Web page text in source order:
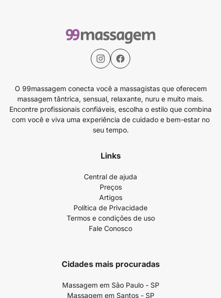
O 99massagem conecta você a massagistas que oferecem
massagem tântrica, sensual, relaxante, nuru e muito mais.
Encontre profissionais confiáveis, escolha o estilo que combina
com você e viva uma experiência de cuidado e bem-estar no
seu tempo.
Links
Central de ajuda
Preços
Artigos
Política de Privacidade
Termos e condições de uso
Fale Conosco
Cidades mais procuradas
Massagem em São Paulo - SP
Massagem em Santos - SP